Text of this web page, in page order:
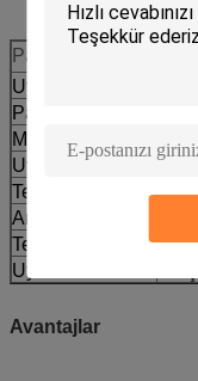
Parametre
Uyumluluk kodu
Parça No.
Makine tipi
Uyumlu modeller
Tedarik türü
Ambalaj
Teslimat
Uyum kontrolü
Avantajlar